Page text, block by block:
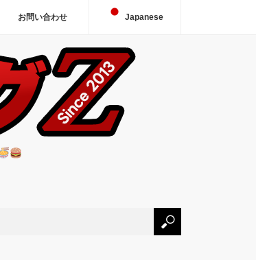
お問い合わせ Japanese